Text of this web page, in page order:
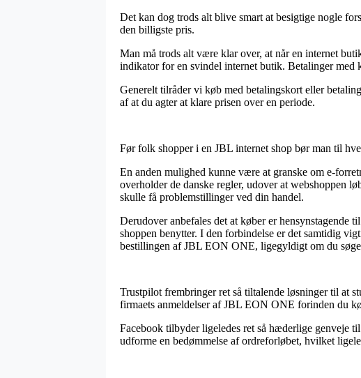
Det kan dog trods alt blive smart at besigtige nogle
den billigste pris.
Man må trods alt være klar over, at når en internet
indikator for en svindel internet butik. Betalinger
Generelt tilråder vi køb med betalingskort eller
af at du agter at klare prisen over en periode.
Før folk shopper i en JBL internet shop bør man til
En anden mulighed kunne være at granske om e-
overholder de danske regler, udover at webshoppen
skulle få problemstillinger ved din handel.
Derudover anbefales det at køber er
shoppen benytter. I den forbindelse er det samtidig
bestillingen af JBL EON ONE, ligegyldigt om du
Trustpilot frembringer ret så tiltalende løsninger til at
firmaets anmeldelser af JBL EON ONE forinden du
Facebook tilbyder ligeledes ret så hæderlige genveje
udforme en bedømmelse af ordreforløbet, hvilket